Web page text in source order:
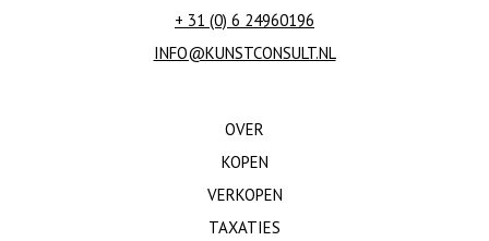
+ 31 (0) 6 24960196
INFO@KUNSTCONSULT.NL
OVER
KOPEN
VERKOPEN
TAXATIES